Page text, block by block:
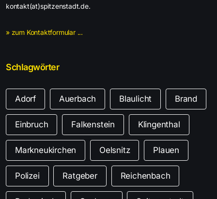
kontakt(at)spitzenstadt.de.
» zum Kontaktformular ...
Schlagwörter
Adorf Auerbach Blaulicht Brand
Einbruch Falkenstein Klingenthal
Markneukirchen Oelsnitz Plauen
Polizei Ratgeber Reichenbach